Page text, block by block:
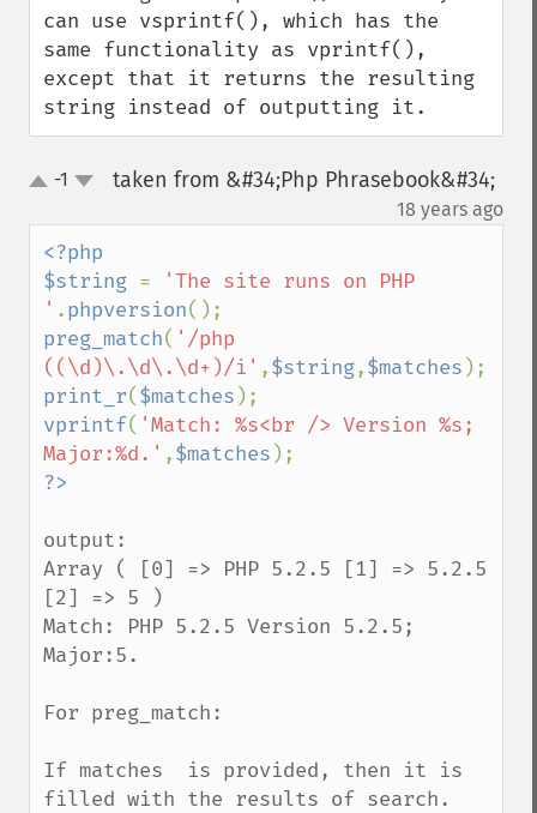
can use vsprintf(), which has the
same functionality as vprintf(),
except that it returns the resulting
string instead of outputting it.
up-1 taken from &#34;Php Phrasebook&#34;
18 years ago
<?php
$string =
'The site runs on PHP
' .phpversion
preg_match( '/php
((\d)\.\d\.\d+)/i' ,$string,$matches
print_r($matches
vprintf( 'Match: %s<br /> Version %s;
Major:%d.' ,$matches
output:
Array ( [0] => PHP 5.2.5 [1] => 5.2.5
[2] => 5 )
Match: PHP 5.2.5 Version 5.2.5;
Major:5.
For preg_match:
If matches  is provided, then it is
filled with the results of search.